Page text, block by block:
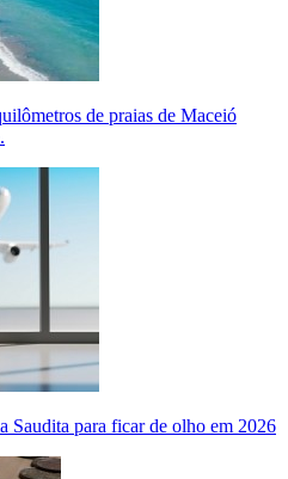
de praias de Maceió
Saudita para ficar de olho em 2026